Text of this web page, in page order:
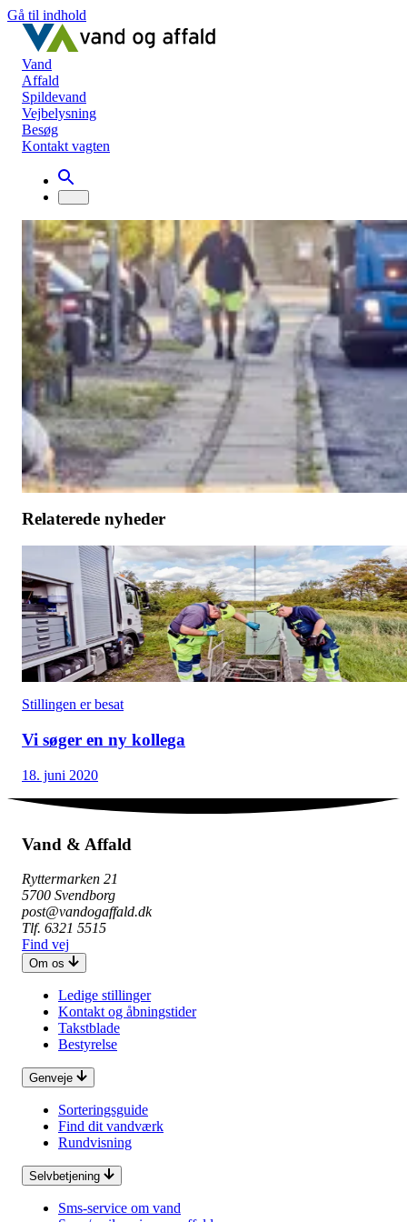
Gå til indhold
Vand
Affald
Spildevand
Vejbelysning
Besøg
Kontakt vagten
Nyheder Vi søger nye kolleger til genbrugsbilen
Vi søger nye kolleger til genbrugsbilen
Stillingen er besat
11. september 2020
Har du lyst til et job med meget kundekontakt og med vejen som
arbejdsplads? Så er jobbet som chauffør på vores genbrugsbil
noget for dig.
STILLINGERNE ER BESAT.
Læs mere om stillingen her
Del artikel
Relaterede nyheder
Stillingen er besat
Vi søger en ny kollega
18. juni 2020
Vand & Affald
Ryttermarken 21
5700 Svendborg
post@vandogaffald.dk
Tlf. 6321 5515
Find vej
Om os
Ledige stillinger
Kontakt og åbningstider
Takstblade
Bestyrelse
Genveje
Sorteringsguide
Find dit vandværk
Rundvisning
Selvbetjening
Sms-service om vand